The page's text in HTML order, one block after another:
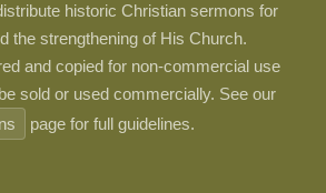
historic Christian sermons for
the strengthening of His Church.
and copied for non-commercial use
sold or used commercially. See our
page for full guidelines.